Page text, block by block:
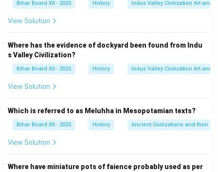
Step 3: Final Answer:
अशोक का संबंध मौर्य वंश से है। इसलिए, विकल्प (D) सही है।
Download Solution in PDF
Bihar Board XII - 2025 History Indus Valley Civilization Art and
View Solution
Where has the evidence of dockyard been found from Indu
s Valley Civilization?
Bihar Board XII - 2025 History Indus Valley Civilization Art and
View Solution
Which is referred to as Meluhha in Mesopotamian texts?
Bihar Board XII - 2025 History Ancient Civilizations and their
View Solution
Where have miniature pots of faience probably used as per